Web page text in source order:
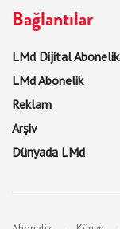
Bağlantılar
LMd Dijital Abonelik
LMd Abonelik
Reklam
Arşiv
Dünyada LMd